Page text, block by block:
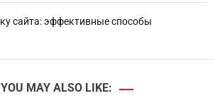
сайта: эффективные способы
YOU MAY ALSO LIKE: